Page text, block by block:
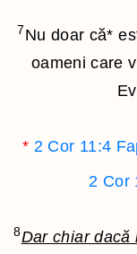
7 Nu doar că*
oameni care
* 2 Cor 11:4
2 Cor
8Dar chiar dacă